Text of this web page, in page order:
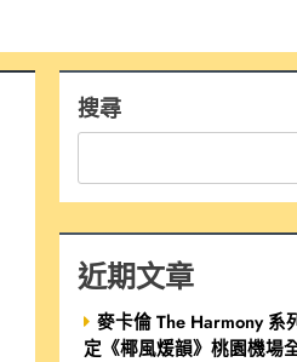
搜尋
近期文章
麥卡倫 The Harmony 系
定《椰風煖韻》桃園機場